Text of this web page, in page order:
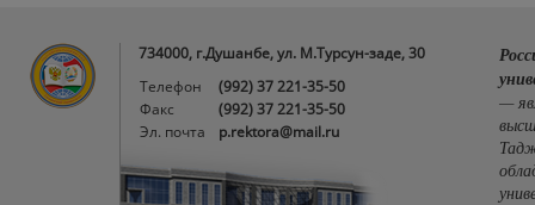
734000, г.Душанбе, ул. М.Турсун-заде, 30
Телефон
(992) 37 221-35-50
Факс
(992) 37 221-35-50
Эл. почта
p.rektora@mail.ru
—